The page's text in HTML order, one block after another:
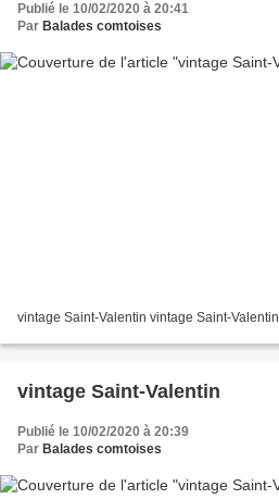
Publié le 10/02/2020 à 20:41
Par Balades comtoises
vintage Saint-Valentin vintage Saint-Valentin
vintage Saint-Valentin
Publié le 10/02/2020 à 20:39
Par Balades comtoises